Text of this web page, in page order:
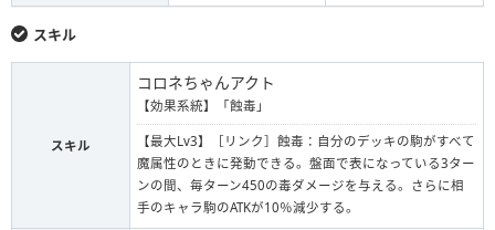
スキル
スキル
コロネちゃんアクト
【効果系統】「蝕毒」
【最大Lv3】［リンク］蝕毒：自分のデッキの駒がすべて
魔属性のときに発動できる。盤面で表になっている3ター
ンの間、毎ターン450の毒ダメージを与える。さらに相
手のキャラ駒のATKが10％減少する。